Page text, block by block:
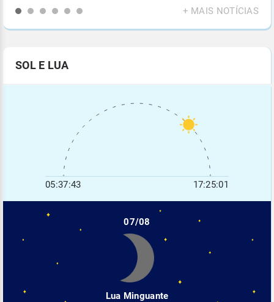
+ MAIS NOTÍCIAS
SOL E LUA
05:37:43 17:25:01
07/08
Lua Minguante